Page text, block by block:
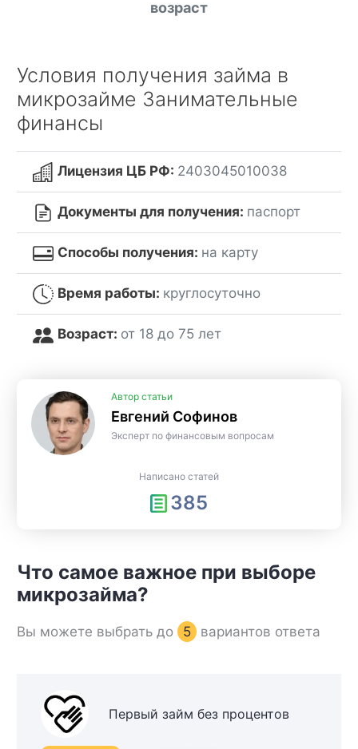
возраст
Условия получения займа в
микрозайме Занимательные
финансы
Лицензия ЦБ РФ: 2403045010038
Документы для получения: паспорт
Способы получения: на карту
Время работы: круглосуточно
Возраст: от 18 до 75 лет
Автор статьи
Евгений Софинов
Эксперт по финансовым вопросам
Написано статей
385
Что самое важное при выборе
микрозайма?
Вы можете выбрать до 5 вариантов ответа
Первый займ без процентов